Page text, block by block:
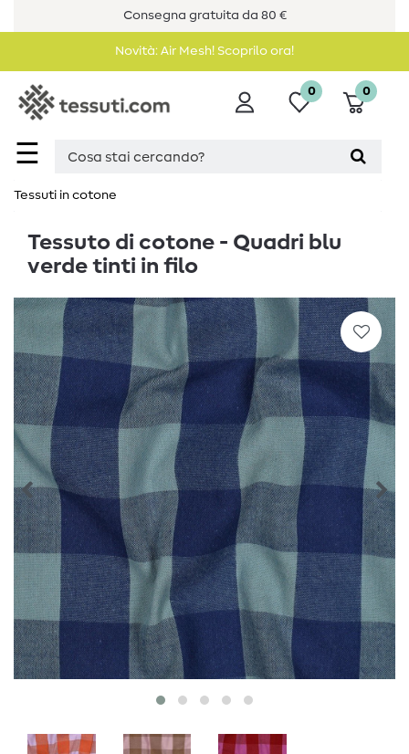
Consegna gratuita da 80 €
Novità: Air Mesh! Scoprilo ora!
☰
0 0
Tessuti in cotone
Tessuto di cotone - Quadri blu
verde tinti in filo